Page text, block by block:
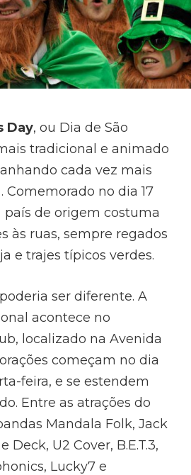
Day, ou Dia de São
tradicional e animado
cada vez mais
Comemorado no dia 17
país de origem costuma
às ruas, sempre regados
e trajes típicos verdes.
ser diferente. A
acontece no
localizado na Avenida
começam no dia
feira, e se estendem
Entre as atrações do
Mandala Folk, Jack
U2 Cover, B.E.T.3,
Lucky7 e